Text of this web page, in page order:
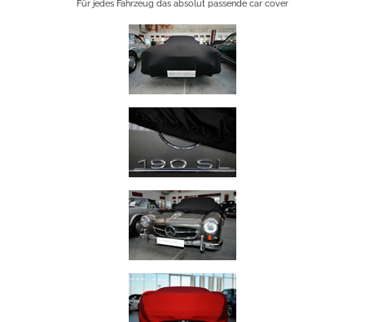
Für jedes Fahrzeug das absolut passende car cover